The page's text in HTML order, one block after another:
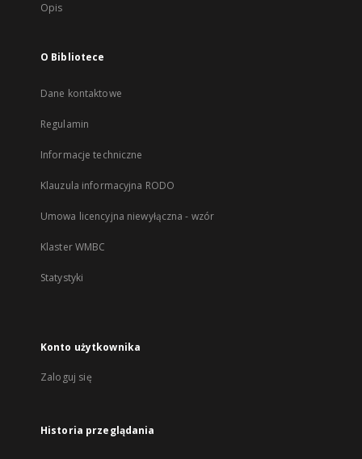
Opis
O Bibliotece
Dane kontaktowe
Regulamin
Informacje techniczne
Klauzula informacyjna RODO
Umowa licencyjna niewyłączna - wzór
Klaster WMBC
Statystyki
Konto użytkownika
Zaloguj się
Historia przeglądania